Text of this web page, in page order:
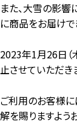
また、大雪の影
に商品をお届け
2023年1月26日（
止させていただき
ご利用のお客様
解を賜りますよう